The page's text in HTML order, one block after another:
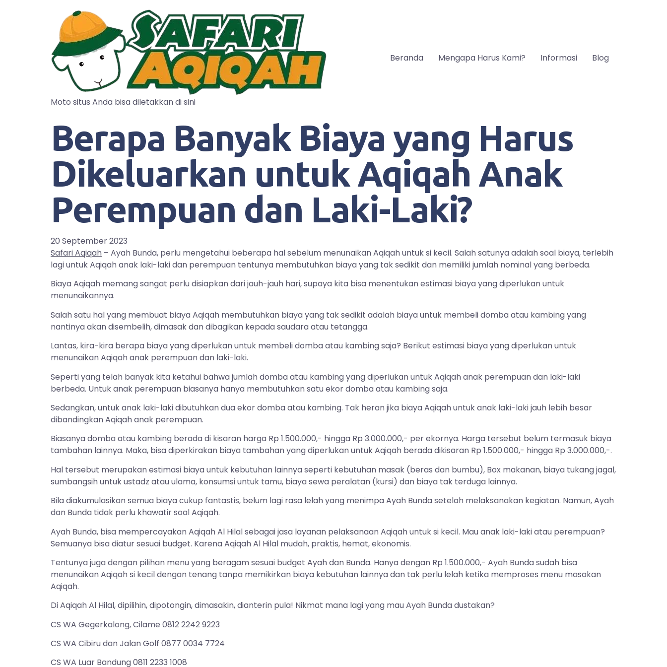
Moto situs Anda bisa diletakkan di sini
Beranda Mengapa Harus Kami? Informasi Blog
Berapa Banyak Biaya yang Harus
Dikeluarkan untuk Aqiqah Anak
Perempuan dan Laki-Laki?
20 September 2023
Safari Aqiqah – Ayah Bunda, perlu mengetahui beberapa hal sebelum menunaikan Aqiqah untuk si kecil. Salah satunya adalah soal biaya, terlebih
lagi untuk Aqiqah anak laki-laki dan perempuan tentunya membutuhkan biaya yang tak sedikit dan memiliki jumlah nominal yang berbeda.
Biaya Aqiqah memang sangat perlu disiapkan dari jauh-jauh hari, supaya kita bisa menentukan estimasi biaya yang diperlukan untuk
menunaikannya.
Salah satu hal yang membuat biaya Aqiqah membutuhkan biaya yang tak sedikit adalah biaya untuk membeli domba atau kambing yang
nantinya akan disembelih, dimasak dan dibagikan kepada saudara atau tetangga.
Lantas, kira-kira berapa biaya yang diperlukan untuk membeli domba atau kambing saja? Berikut estimasi biaya yang diperlukan untuk
menunaikan Aqiqah anak perempuan dan laki-laki.
Seperti yang telah banyak kita ketahui bahwa jumlah domba atau kambing yang diperlukan untuk Aqiqah anak perempuan dan laki-laki
berbeda. Untuk anak perempuan biasanya hanya membutuhkan satu ekor domba atau kambing saja.
Sedangkan, untuk anak laki-laki dibutuhkan dua ekor domba atau kambing. Tak heran jika biaya Aqiqah untuk anak laki-laki jauh lebih besar
dibandingkan Aqiqah anak perempuan.
Biasanya domba atau kambing berada di kisaran harga Rp 1.500.000,- hingga Rp 3.000.000,- per ekornya. Harga tersebut belum termasuk biaya
tambahan lainnya. Maka, bisa diperkirakan biaya tambahan yang diperlukan untuk Aqiqah berada dikisaran Rp 1.500.000,- hingga Rp 3.000.000,-.
Hal tersebut merupakan estimasi biaya untuk kebutuhan lainnya seperti kebutuhan masak (beras dan bumbu), Box makanan, biaya tukang jagal,
sumbangsih untuk ustadz atau ulama, konsumsi untuk tamu, biaya sewa peralatan (kursi) dan biaya tak terduga lainnya.
Bila diakumulasikan semua biaya cukup fantastis, belum lagi rasa lelah yang menimpa Ayah Bunda setelah melaksanakan kegiatan. Namun, Ayah
dan Bunda tidak perlu khawatir soal Aqiqah.
Ayah Bunda, bisa mempercayakan Aqiqah Al Hilal sebagai jasa layanan pelaksanaan Aqiqah untuk si kecil. Mau anak laki-laki atau perempuan?
Semuanya bisa diatur sesuai budget. Karena Aqiqah Al Hilal mudah, praktis, hemat, ekonomis.
Tentunya juga dengan pilihan menu yang beragam sesuai budget Ayah dan Bunda. Hanya dengan Rp 1.500.000,- Ayah Bunda sudah bisa
menunaikan Aqiqah si kecil dengan tenang tanpa memikirkan biaya kebutuhan lainnya dan tak perlu lelah ketika memproses menu masakan
Aqiqah.
Di Aqiqah Al Hilal, dipilihin, dipotongin, dimasakin, dianterin pula! Nikmat mana lagi yang mau Ayah Bunda dustakan?
CS WA Gegerkalong, Cilame 0812 2242 9223
CS WA Cibiru dan Jalan Golf 0877 0034 7724
CS WA Luar Bandung 0811 2233 1008